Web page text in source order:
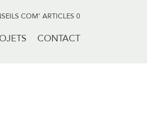
COM’ ARTICLES 0
CONTACT